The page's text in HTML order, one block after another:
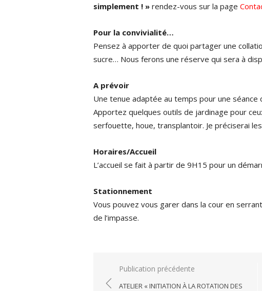
simplement ! » rendez-vous sur la page
Pour la convivialité…
Pensez à apporter de quoi partager une
sucre… Nous ferons une réserve qui sera à
A prévoir
Une tenue adaptée au temps pour une
Apportez quelques outils de jardinage pour
serfouette, houe, transplantoir. Je préciserai
Horaires/Accueil
L’accueil se fait à partir de 9H15 pour un
Stationnement
Vous pouvez vous garer dans la cour en
de l’impasse.
Navigation
de
Publication précédente
ATELIER « INITIATION À LA ROTATION DES